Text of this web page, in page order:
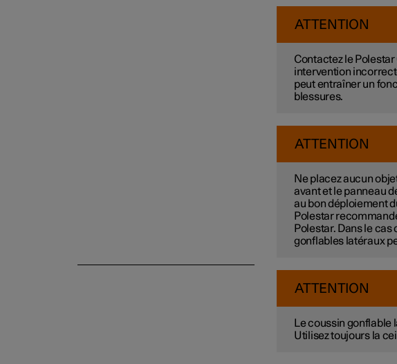
ATTENTION
Contactez le
intervention
peut entraîner un
blessures.
ATTENTION
Ne placez aucun
avant et le panneau
au bon déploiement
Polestar
Polestar. Dans le
gonflables latéraux
ATTENTION
Le coussin gonflable
Utilisez toujours la